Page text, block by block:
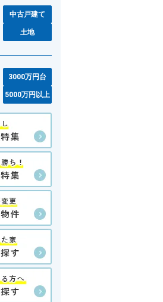
中古戸建て
土地
3000万円台
5000万円以上